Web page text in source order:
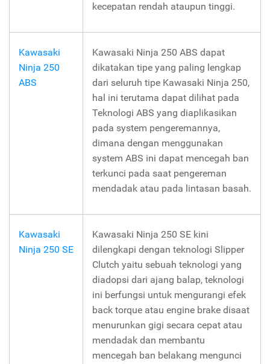
kecepatan rendah ataupun tinggi.
Kawasaki
Ninja 250
ABS
Kawasaki Ninja 250 ABS dapat
dikatakan tipe yang paling lengkap
dari seluruh tipe Kawasaki Ninja 250,
hal ini terutama dapat dilihat pada
Teknologi ABS yang diaplikasikan
pada system pengeremannya,
dimana dengan menggunakan
system ABS ini dapat mencegah ban
terkunci pada saat pengereman
mendadak atau pada lintasan basah.
Kawasaki
Ninja 250 SE
Kawasaki Ninja 250 SE kini
dilengkapi dengan teknologi Slipper
Clutch yaitu sebuah teknologi yang
diadopsi dari ajang balap, teknologi
ini berfungsi untuk mengurangi efek
back torque atau engine brake disaat
menurunkan gigi secara cepat atau
mendadak dan membantu
mencegah ban belakang mengunci